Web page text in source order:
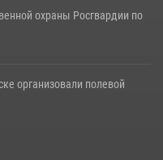
охраны Росгвардии по
организовали полевой